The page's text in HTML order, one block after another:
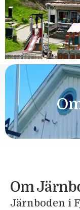
Om
Järnboden i